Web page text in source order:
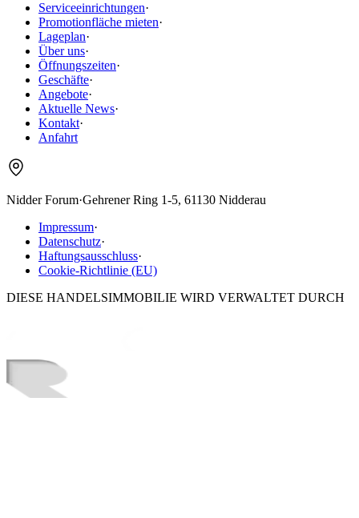
Serviceeinrichtungen·
Promotionfläche mieten·
Lageplan·
Über uns·
Öffnungszeiten·
Geschäfte·
Angebote·
Aktuelle News·
Kontakt·
Anfahrt
Nidder Forum·Gehrener Ring 1-5, 61130 Nidderau
Impressum·
Datenschutz·
Haftungsausschluss·
Cookie-Richtlinie (EU)
DIESE HANDELSIMMOBILIE WIRD VERWALTET DURCH